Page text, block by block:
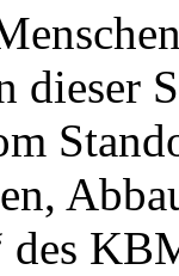
dieser
des